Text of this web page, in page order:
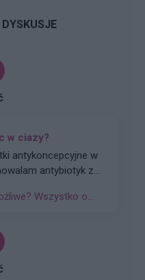
w ciazy?
antybiotyk z
wiem powinnam
zrobilam test...
Wszystko o...